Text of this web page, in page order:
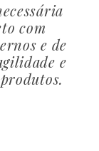
com
e de
e